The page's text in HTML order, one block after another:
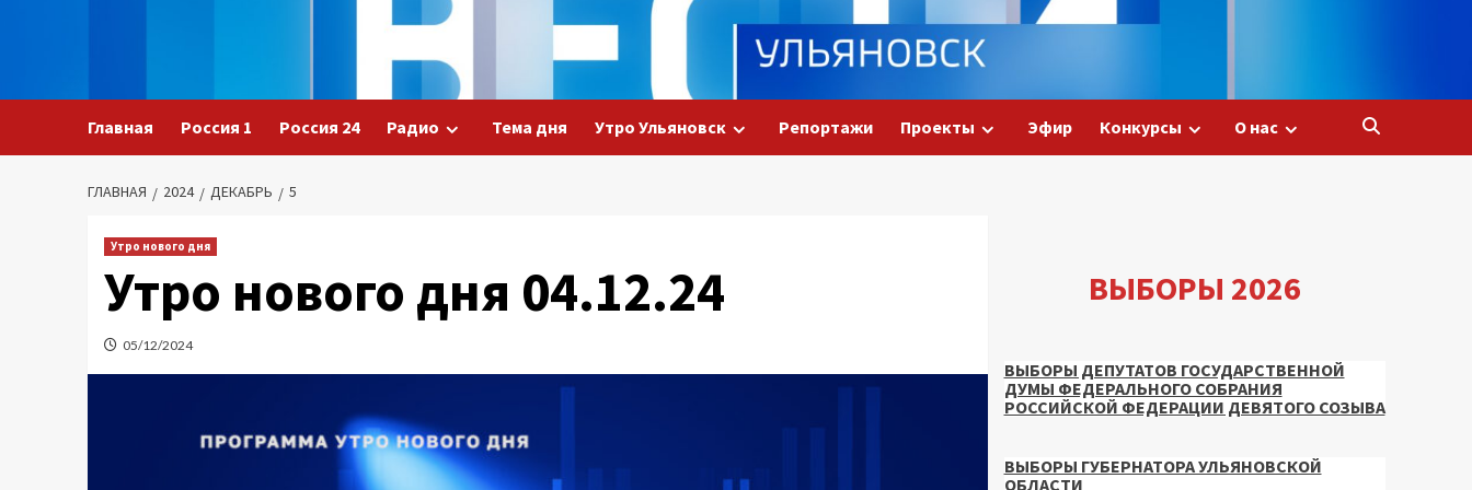
Главная Россия 1 Россия 24 Радио Тема дня Утро Ульяновск Репортажи Проекты Эфир Конкурсы О нас
ГЛАВНАЯ 2024 ДЕКАБРЬ 5
Утро нового дня
Утро нового дня 04.12.24
05/12/2024
ВЫБОРЫ 2026
ВЫБОРЫ ДЕПУТАТОВ ГОСУДАРСТВЕННОЙ
ДУМЫ ФЕДЕРАЛЬНОГО СОБРАНИЯ
РОССИЙСКОЙ ФЕДЕРАЦИИ ДЕВЯТОГО СОЗЫВА
ВЫБОРЫ ГУБЕРНАТОРА УЛЬЯНОВСКОЙ
ОБЛАСТИ